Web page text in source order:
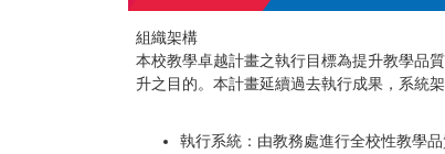
組織架構
本校教學卓越計畫之執行目標為提升教學品
升之目的。本計畫延續過去執行成果，系統
執行系統：由教務處進行全校性教學